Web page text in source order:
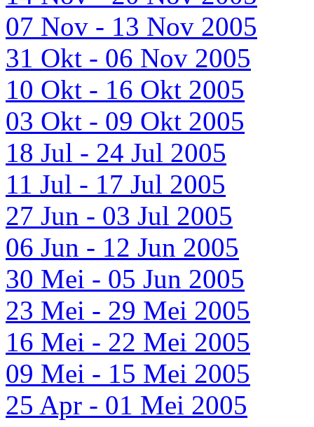
07 Nov - 13 Nov 2005
31 Okt - 06 Nov 2005
10 Okt - 16 Okt 2005
03 Okt - 09 Okt 2005
18 Jul - 24 Jul 2005
11 Jul - 17 Jul 2005
27 Jun - 03 Jul 2005
06 Jun - 12 Jun 2005
30 Mei - 05 Jun 2005
23 Mei - 29 Mei 2005
16 Mei - 22 Mei 2005
09 Mei - 15 Mei 2005
25 Apr - 01 Mei 2005